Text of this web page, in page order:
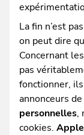
La fin n’est
on peut dire
Concernant
pas
fonctionner,
annonceurs
personnelles,
cookies. Apple